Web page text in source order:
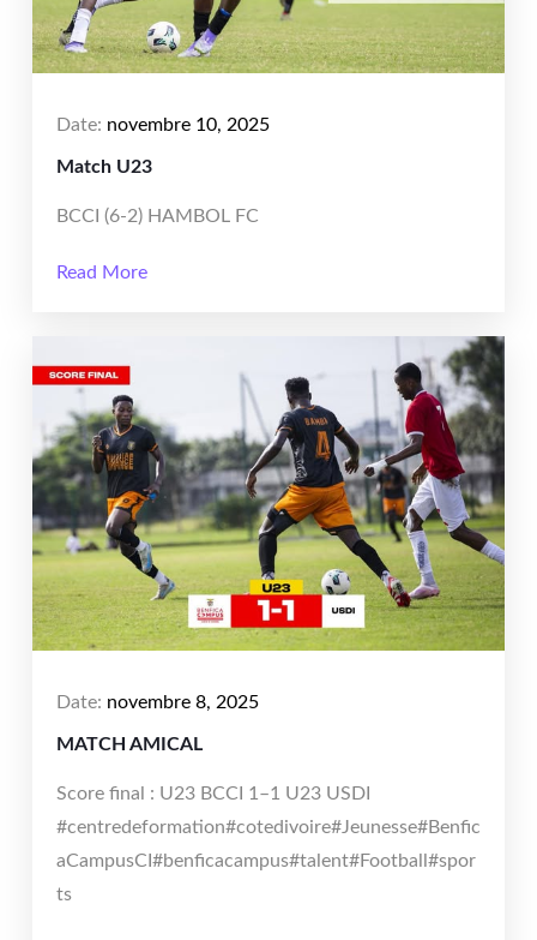
Date: novembre 10, 2025
Match U23
BCCI (6-2) HAMBOL FC
Read More
Date: novembre 8, 2025
MATCH AMICAL
Score final : U23 BCCI 1–1 U23 USDI
#centredeformation#cotedivoire#Jeunesse#Benfic
aCampusCI#benficacampus#talent#Football#spor
ts